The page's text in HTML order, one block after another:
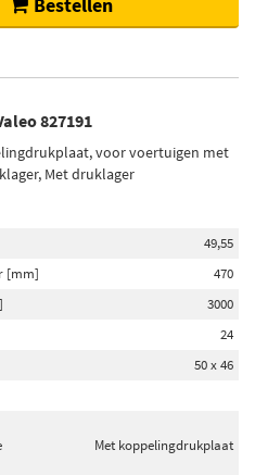
827191
voor voertuigen met
Met druklager
49,55
[mm]
470
3000
24
50 x 46
Met koppelingdrukplaat